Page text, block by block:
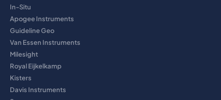
In-Situ
Apogee Instruments
Guideline Geo
Van Essen Instruments
Milesight
Royal Eijkelkamp
Kisters
Davis Instruments